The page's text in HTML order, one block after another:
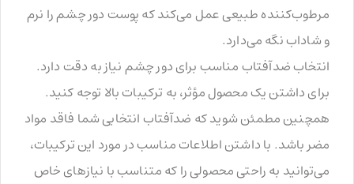
مرطوب‌کننده طبیعی عمل می‌کند که پوست دور چشم را نرم
و شاداب نگه می‌دارد.
انتخاب ضدآفتاب مناسب برای دور چشم نیاز به دقت دارد.
برای داشتن یک محصول مؤثر، به ترکیبات بالا توجه کنید.
همچنین مطمئن شوید که ضدآفتاب انتخابی شما فاقد مواد
مضر باشد. با داشتن اطلاعات مناسب در مورد این ترکیبات،
می‌توانید به راحتی محصولی را که متناسب با نیازهای خاص